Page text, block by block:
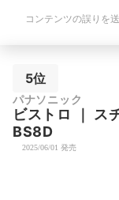
コンテンツの誤りを
5位
パナソニック
ビストロ ス
BS8D
2025/06/01 発売